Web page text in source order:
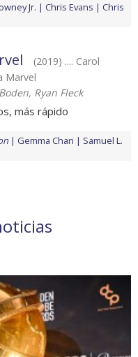
Jr. Chris Evans
Chris
(2019) .... Carol
Marvel
Ryan Fleck
más rápido
Gemma Chan
Samuel L.